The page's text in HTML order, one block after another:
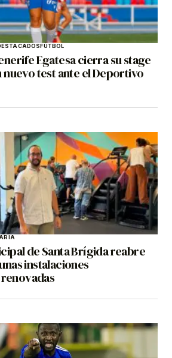
FÚTBOL
Egatesa cierra su stage
nuevo test ante el Deportivo
de Santa Brígida reabre
instalaciones